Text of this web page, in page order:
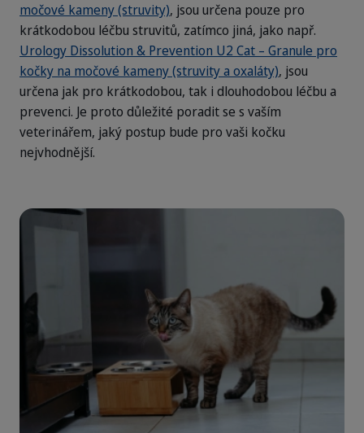
močové kameny (struvity), jsou určena pouze pro
krátkodobou léčbu struvitů, zatímco jiná, jako např.
Urology Dissolution & Prevention U2 Cat – Granule pro
kočky na močové kameny (struvity a oxaláty), jsou
určena jak pro krátkodobou, tak i dlouhodobou léčbu a
prevenci. Je proto důležité poradit se s vaším
veterinářem, jaký postup bude pro vaši kočku
nejvhodnější.